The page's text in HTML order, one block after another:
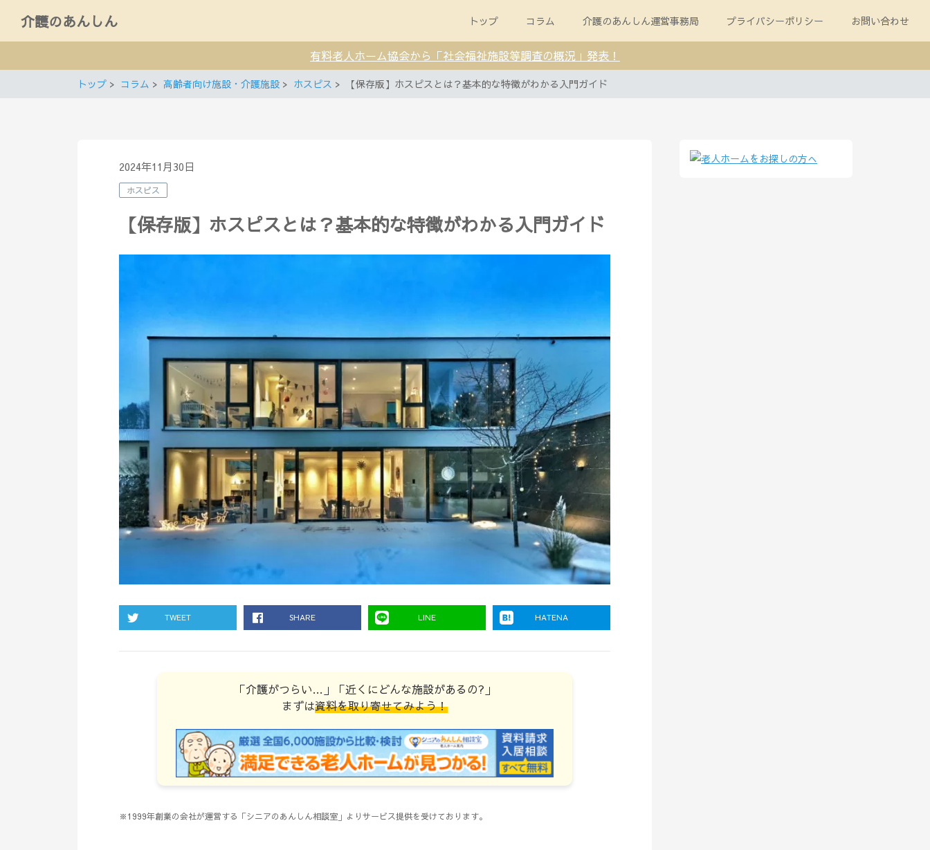
介護のあんしん トップ コラム 介護のあんしん運営事務局 プライバシーポリシー お問い合わせ
有料老人ホーム協会から「社会福祉施設等調査の概況」発表！
トップ コラム 高齢者向け施設・介護施設 ホスピス 【保存版】ホスピスとは？基本的な特徴がわかる入門ガイド
2024年11月30日
ホスピス
【保存版】ホスピスとは？基本的な特徴がわかる入門ガイド
TWEET SHARE LINE HATENA
「介護がつらい…」「近くにどんな施設があるの?」
まずは資料を取り寄せてみよう！
※1999年創業の会社が運営する「シニアのあんしん相談室」よりサービス提供を受けております。